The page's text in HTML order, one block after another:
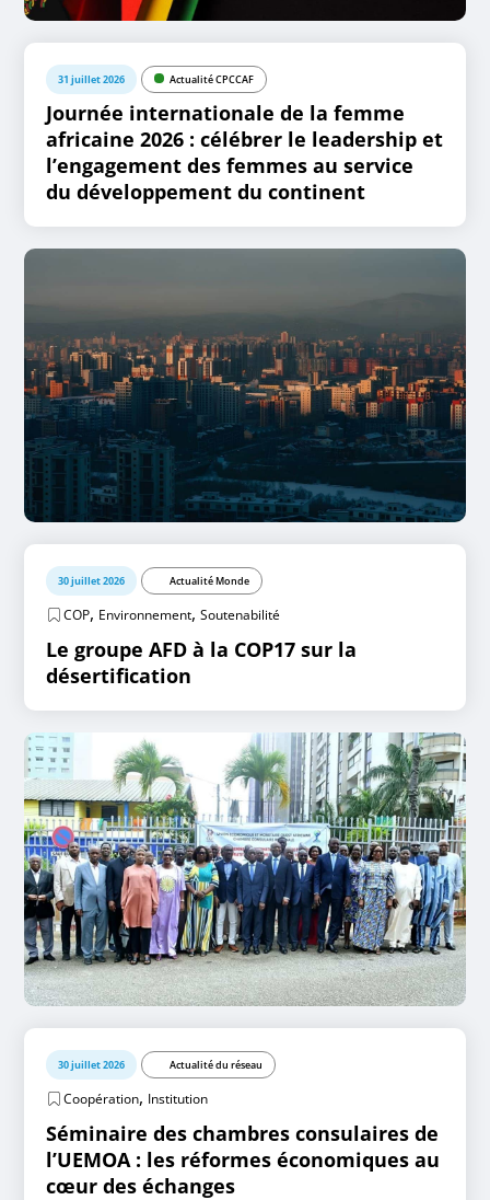
31 juillet 2026 Actualité CPCCAF
Journée internationale de la femme
africaine 2026 : célébrer le leadership et
l’engagement des femmes au service
du développement du continent
30 juillet 2026 Actualité Monde
COP, Environnement,Soutenabilité
Le groupe AFD à la COP17 sur la
désertification
30 juillet 2026 Actualité du réseau
Coopération, Institution
Séminaire des chambres consulaires de
l’UEMOA : les réformes économiques au
cœur des échanges